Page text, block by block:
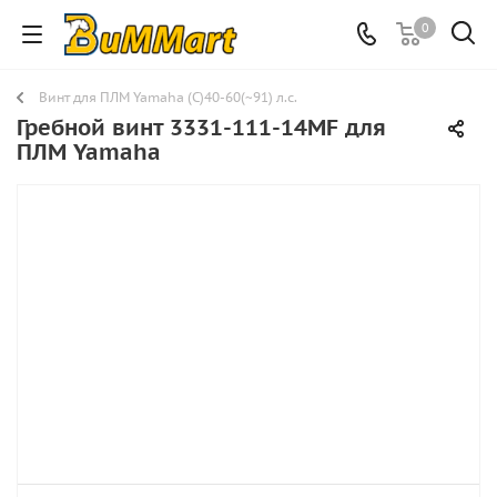
0
Винт для ПЛМ Yamaha (C)40-60(~91) л.с.
Гребной винт 3331-111-14MF для
ПЛМ Yamaha